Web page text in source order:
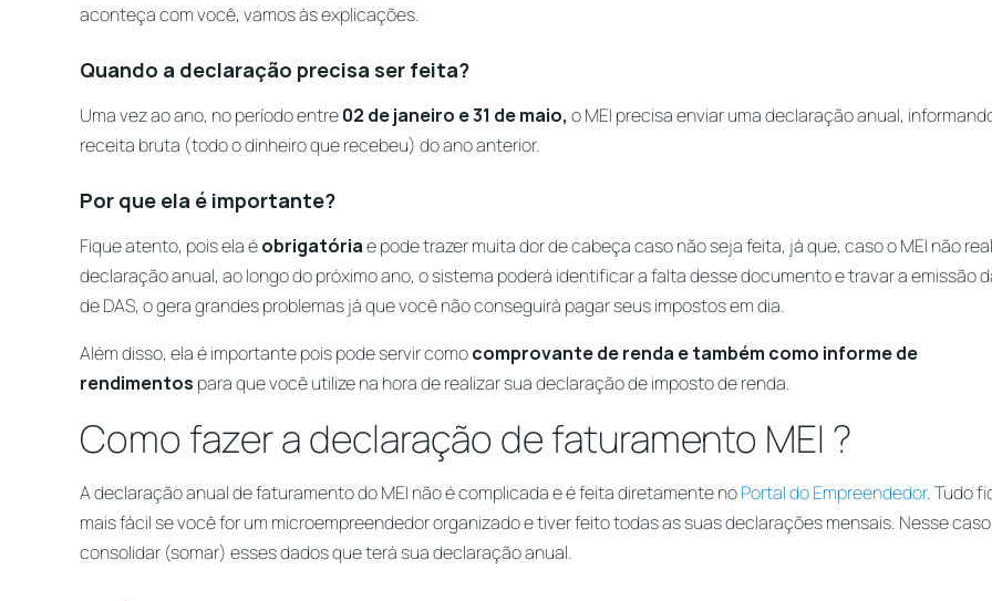
aconteça com você, vamos às explicações.
Quando a declaração precisa ser feita?
Uma vez ao ano, no período entre02 de janeiro e 31 de maio, o MEI precisa enviar uma declaração anual,
receita bruta (todo o dinheiro que recebeu) do ano anterior.
Por que ela é importante?
Fique atento, pois ela éobrigatóriae pode trazer muita dor de cabeça caso não seja feita, já que, caso o MEI não
declaração anual, ao longo do próximo ano, o sistema poderá identificar a falta desse documento e travar a emissão
de DAS, o gera grandes problemas já que você não conseguirá pagar seus impostos em dia.
Além disso, ela é importante pois pode servir comocomprovante de renda e também como informe de
rendimentos para que você utilize na hora de realizar sua declaração de imposto de renda.
Como fazer a declaração de faturamento MEI ?
A declaração anual de faturamento do MEI não é complicada e é feita diretamente noPortal do Empreendedor. Tudo
mais fácil se você for um microempreendedor organizado e tiver feito todas as suas declarações mensais. Nesse
consolidar (somar) esses dados que terá sua declaração anual.